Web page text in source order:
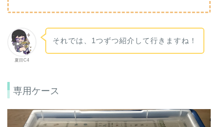
夏目C4
それでは、1つずつ紹介して行きますね！
専用ケース